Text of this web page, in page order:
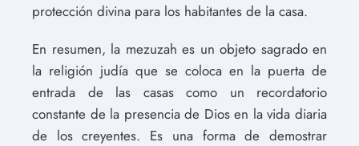
protección divina para los habitantes de la casa.
En resumen, la mezuzah es un objeto sagrado en
la religión judía que se coloca en la puerta de
entrada de las casas como un recordatorio
constante de la presencia de Dios en la vida diaria
de los creyentes. Es una forma de demostrar